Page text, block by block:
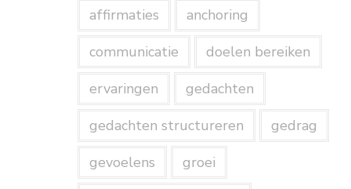
affirmaties
anchoring
communicatie
doelen bereiken
ervaringen
gedachten
gedachten structureren
gedrag
gevoelens
groei